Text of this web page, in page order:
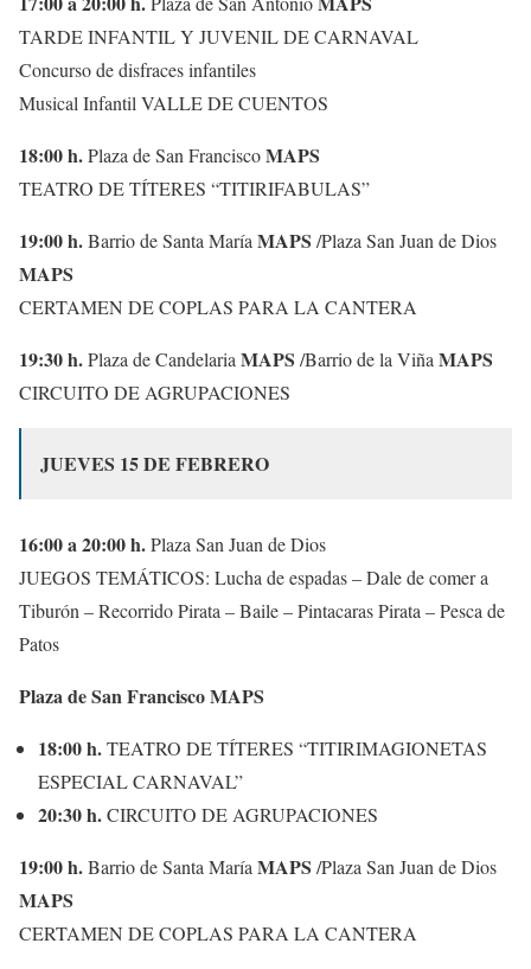
TARDE INFANTIL Y JUVENIL DE CARNAVAL
Concurso de disfraces infantiles
Musical Infantil VALLE DE CUENTOS
18:00 h.Plaza de San FranciscoMAPS
TEATRO DE TÍTERES “TITIRIFABULAS”
19:00 h.Barrio de Santa María MAPS /Plaza San Juan de Dios
MAPS
CERTAMEN DE COPLAS PARA LA CANTERA
19:30 h.Plaza de Candelaria MAPS /Barrio de la Viña MAPS
CIRCUITO DE AGRUPACIONES
JUEVES 15 DE FEBRERO
16:00 a 20:00 h.Plaza San Juan de Dios
JUEGOS TEMÁTICOS: Lucha de espadas – Dale de comer a
Tiburón – Recorrido Pirata – Baile – Pintacaras Pirata – Pesca de
Patos
Plaza de San Francisco MAPS
18:00 h.TEATRO DE TÍTERES “TITIRIMAGIONETAS
ESPECIAL CARNAVAL”
20:30 h.CIRCUITO DE AGRUPACIONES
19:00 h.Barrio de Santa María MAPS /Plaza San Juan de Dios
MAPS
CERTAMEN DE COPLAS PARA LA CANTERA